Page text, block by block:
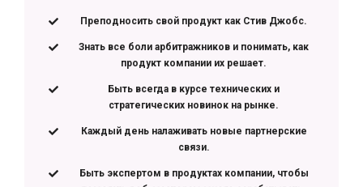
Преподносить свой продукт как Стив Джобс.
Знать все боли арбитражников и понимать, как
продукт компании их решает.
Быть всегда в курсе технических и
стратегических новинок на рынке.
Каждый день налаживать новые партнерские
связи.
Быть экспертом в продуктах компании, чтобы